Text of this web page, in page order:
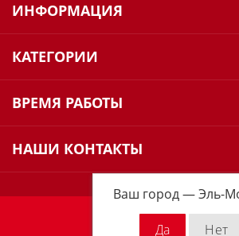
Ваш город —Эль-
ИНФОРМАЦИЯ
КАТЕГОРИИ
ВРЕМЯ РАБОТЫ
НАШИ КОНТАКТЫ
Milwaukee Russia © 2026